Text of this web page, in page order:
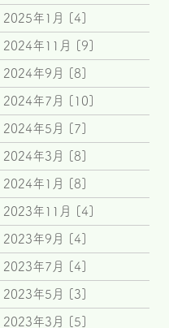
2025年1月 [4]
2024年11月 [9]
2024年9月 [8]
2024年7月 [10]
2024年5月 [7]
2024年3月 [8]
2024年1月 [8]
2023年11月 [4]
2023年9月 [4]
2023年7月 [4]
2023年5月 [3]
2023年3月 [5]